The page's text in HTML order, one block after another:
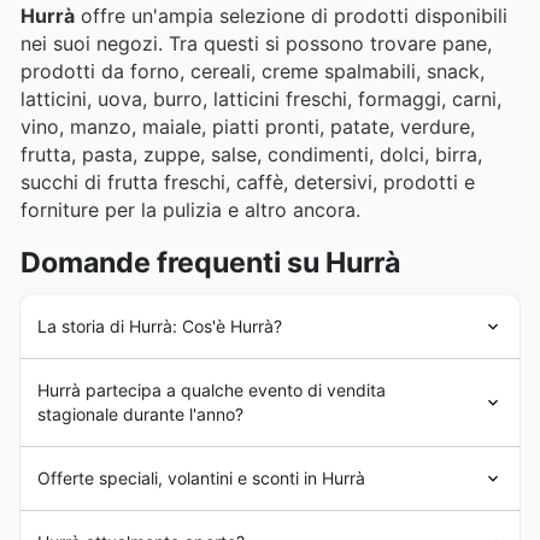
Hurrà offre un'ampia selezione di prodotti disponibili
nei suoi negozi. Tra questi si possono trovare pane,
prodotti da forno, cereali, creme spalmabili, snack,
latticini, uova, burro, latticini freschi, formaggi, carni,
vino, manzo, maiale, piatti pronti, patate, verdure,
frutta, pasta, zuppe, salse, condimenti, dolci, birra,
succhi di frutta freschi, caffè, detersivi, prodotti e
forniture per la pulizia e altro ancora.
Domande frequenti su Hurrà
La storia di Hurrà: Cos'è Hurrà?
fa, quando è stato aperto il primo negozio nel Paese. Da
allora,Hurràè riuscita a crescere ed espandersi con
successo in tutta la regione, aprendo altre filiali in città
strategiche in Italia. Oggi la catena di supermercati è
diventata una presenza importante nella regione.
Hurrà partecipa a qualche evento di vendita
stagionale durante l'anno?
principali eventi disaldi stagionali in Italia
promozioni settimanaliper offrirti le miglioriofferte e
scontidisponibili presso i principali rivenditori.
Offerte speciali, volantini e sconti in Hurrà